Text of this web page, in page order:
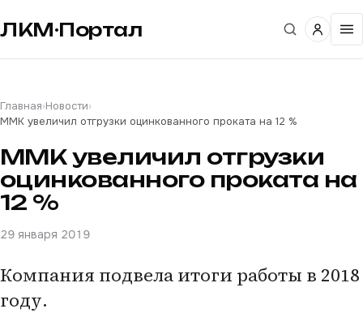
ЛКМ·Портал
Главная›Новости›
ММК увеличил отгрузки оцинкованного проката на 12 %
ММК увеличил отгрузки
оцинкованного проката на
12 %
29 января 2019
Компания подвела итоги работы в 2018
году.